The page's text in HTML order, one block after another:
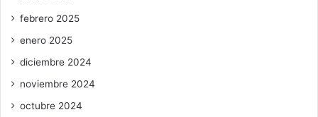
febrero 2025
enero 2025
diciembre 2024
noviembre 2024
octubre 2024